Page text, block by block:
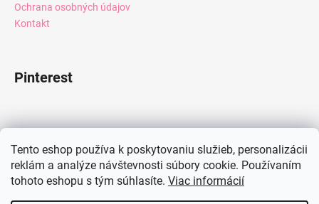
Tento eshop používa k poskytovaniu služieb, personalizácii
reklám a analýze návštevnosti súbory cookie. Používaním
tohoto eshopu s tým súhlasíte. Viac informácií
Ochrana osobných údajov
Kontakt
Pinterest
Instagram